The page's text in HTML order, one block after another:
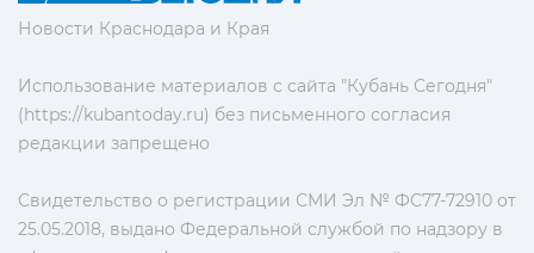
Новости Краснодара и Края
Использование материалов с сайта "Кубань Сегодня"
(https://kubantoday.ru) без письменного согласия
редакции запрещено
Свидетельство о регистрации СМИ Эл № ФС77-72910 от
25.05.2018, выдано Федеральной службой по надзору в